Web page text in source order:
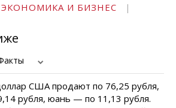
ЭКОНОМИКА И БИЗНЕС
|
США продают по 76,25 рубля,
рубля, юань — по 11,13 рубля.